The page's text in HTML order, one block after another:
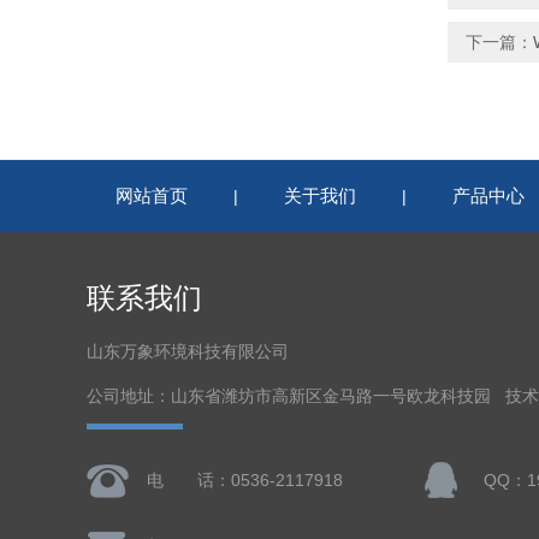
下一篇：
网站首页 | 关于我们 | 产品中心
联系我们
山东万象环境科技有限公司
公司地址：山东省潍坊市高新区金马路一号欧龙科技园 技术
电 话：0536-2117918 QQ：